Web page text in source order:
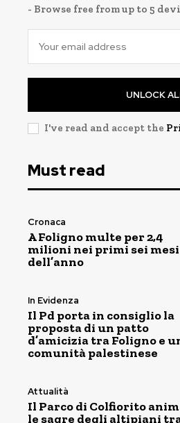
- Browse free from up to 5
UNLOCK
I've read and accept the
Must read
Cronaca
A Foligno multe per 2,4
milioni nei primi sei mesi
dell’anno
In Evidenza
Il Pd porta in consiglio la
proposta di un patto
d’amicizia tra Foligno e
comunità palestinese
Attualità
Il Parco di Colfiorito
le sagre degli altipiani